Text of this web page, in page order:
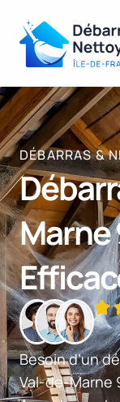
DÉBARRAS &
Marne
Besoin d’un
Val-de-Marne